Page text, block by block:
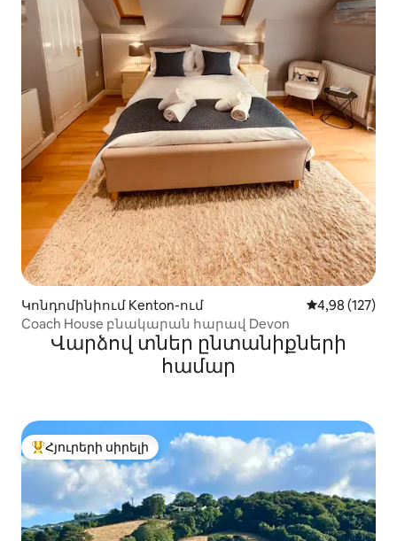
Կոնդոմինիում Kenton-ում Միջին
4,98 (127)
Coach House բնակարան հարավ Devon
Վարձով տներ ընտանիքների
համար
Հյուրերի սիրելի լավագույն տները
Հյուրերի սիրելի